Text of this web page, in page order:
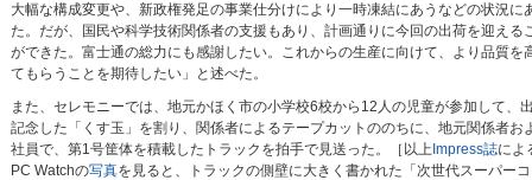
大幅な構成変更や、新政権発足の事業仕分けにより一時凍結にあうなどの状況に
た。だが、国民や科学技術関係者の支援もあり、計画通りに今回の出荷を迎える
ができた。富士通の総力にも感謝したい。これからの生産に向けて、より品質を
てもらうことを期待したい」と述べた。
また、セレモニーでは、地元かほく市の小学校6校から12人の児童が参加して、
記念した「くす玉」を割り、関係者によるテープカットののちに、地元関係者お
社員で、第1号筐体を積載したトラックを拍手で見送った。［以上Impress誌によ
PC Watchの写真を見ると、トラックの側壁に大きく書かれた「次世代スーパー